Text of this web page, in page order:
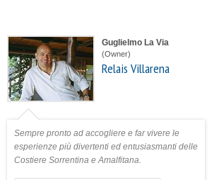
Guglielmo La Via
(Owner)
Relais Villarena
Sempre pronto ad accogliere e far vivere le
esperienze più divertenti ed entusiasmanti delle
Costiere Sorrentina e Amalfitana.